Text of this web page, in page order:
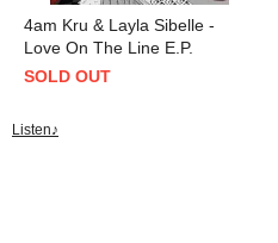
4am Kru & Layla Sibelle -
Love On The Line E.P.
SOLD OUT
Listen♪